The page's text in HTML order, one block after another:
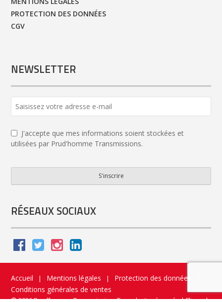
PROTECTION DES DONNÉES
CGV
NEWSLETTER
J'accepte que mes informations soient stockées et
utilisées par Prud'homme Transmissions.
S'inscrire
Address *
RÉSEAUX SOCIAUX
Accueil | Mentions légales | Protection des données
Conditions générales de ventes
© 2026 Prud’homme Transmission. Tous droits réservés|Flippad